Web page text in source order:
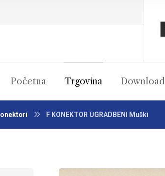
Početna Trgovina Download
F KONEKTOR UGRADBENI Muški